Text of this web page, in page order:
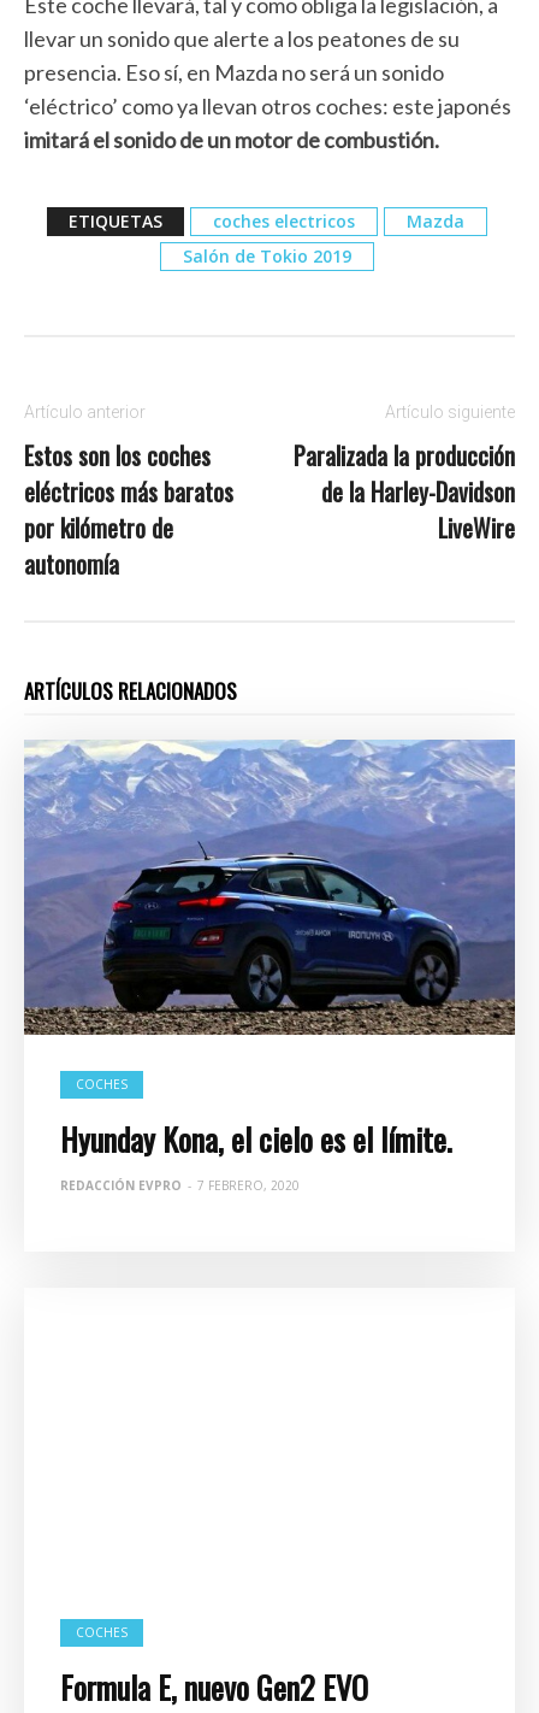
Este coche llevará, tal y como obliga la legislación, a
llevar un sonido que alerte a los peatones de su
presencia. Eso sí, en Mazda no será un sonido
‘eléctrico’ como ya llevan otros coches: este japonés
imitará el sonido de un motor de combustión.
ETIQUETAS coches electricos
Mazda
Salón de Tokio 2019
Artículo anterior
Estos son los coches
eléctricos más baratos
por kilómetro de
autonomía
Artículo siguiente
Paralizada la producción
de la Harley-Davidson
LiveWire
ARTÍCULOS RELACIONADOS
COCHES
Hyunday Kona, el cielo es el límite.
REDACCIÓN EVPRO - 7 FEBRERO, 2020
COCHES
Formula E, nuevo Gen2 EVO